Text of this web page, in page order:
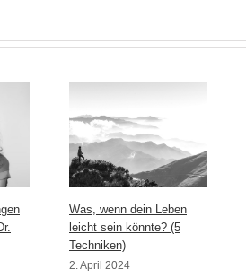
Was, wenn dein Leben
leicht sein könnte? (5
Techniken)
2. April 2024